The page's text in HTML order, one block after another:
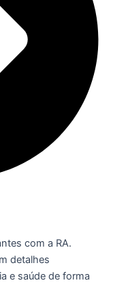
com a RA.
detalhes
e saúde de forma